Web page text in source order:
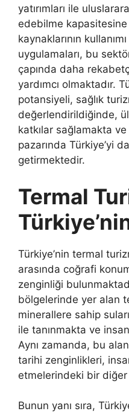
yatırımları ile
edebilme
kaynaklarının
uygulamaları, bu
çapında daha
yardımcı olmaktadır.
potansiyeli, sağlık
değerlendirildiğinde,
katkılar sağlamakta
pazarında Türkiye’yi
getirmektedir.
Termal
Türkiye’nin termal
arasında coğrafi
zenginliği
bölgelerinde yer alan
minerallere sahip
ile tanınmakta ve
Aynı zamanda, bu
tarihi zenginlikleri,
etmelerindeki bir
Bunun yanı sıra,